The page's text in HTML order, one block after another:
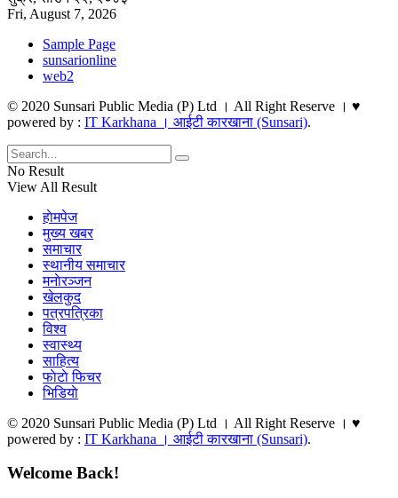
Fri, August 7, 2026
Sample Page
sunsarionline
web2
© 2020 Sunsari Public Media (P) Ltd । All Right Reserve । ♥
powered by : IT Karkhana । आईटी कारखाना (Sunsari).
No Result
View All Result
हाेमपेज
मुख्य खबर
समाचार
स्थानीय समाचार
मनाेरञ्जन
खेलकुद
पत्रपत्रिका
विश्व
स्वास्थ्य
साहित्य
फाेटाे फिचर
भिडियाे
© 2020 Sunsari Public Media (P) Ltd । All Right Reserve । ♥
powered by : IT Karkhana । आईटी कारखाना (Sunsari).
Welcome Back!